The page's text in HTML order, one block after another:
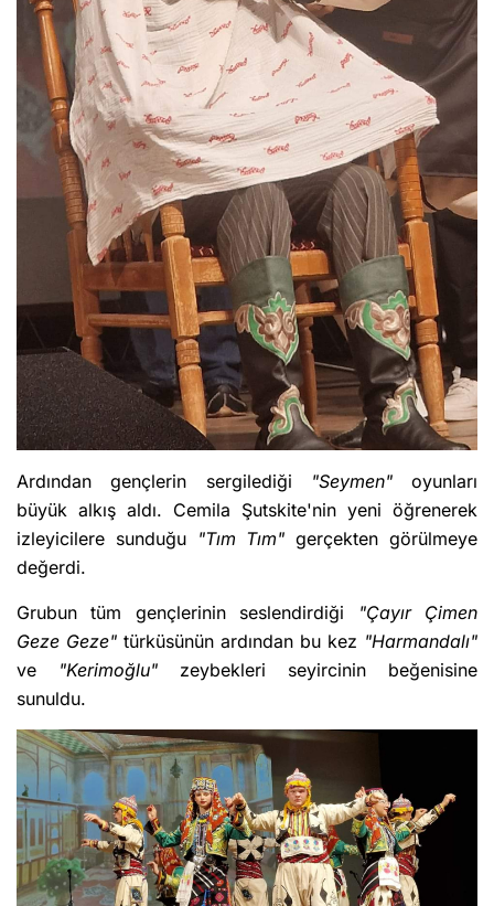
Ardından gençlerin sergilediği "Seymen" oyunları
büyük alkış aldı. Cemila Şutskite'nin yeni öğrenerek
izleyicilere sunduğu "Tım Tım" gerçekten görülmeye
değerdi.
Grubun tüm gençlerinin seslendirdiği "Çayır Çimen
Geze Geze" türküsünün ardından bu kez "Harmandalı"
ve "Kerimoğlu" zeybekleri seyircinin beğenisine
sunuldu.